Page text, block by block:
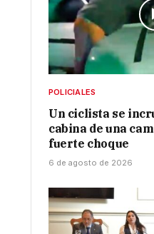
POLICIALES
Un ciclista se
cabina de una
fuerte choque
6 de agosto de 2026